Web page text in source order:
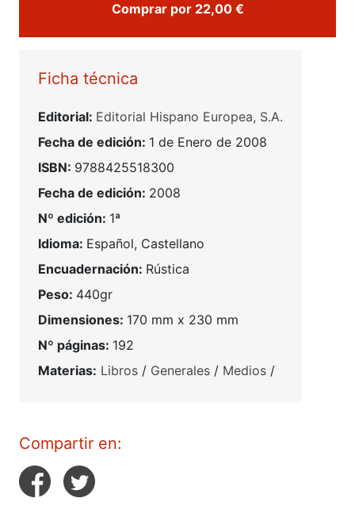
Comprar por 22,00 €
Ficha técnica
Editorial: Editorial Hispano Europea, S.A.
Fecha de edición: 1 de Enero de 2008
ISBN: 9788425518300
Fecha de edición: 2008
Nº edición: 1ª
Idioma: Español, Castellano
Encuadernación: Rústica
Peso: 440gr
Dimensiones: 170 mm x 230 mm
Nº páginas: 192
Materias: Libros / Generales / Medios /
Compartir en: